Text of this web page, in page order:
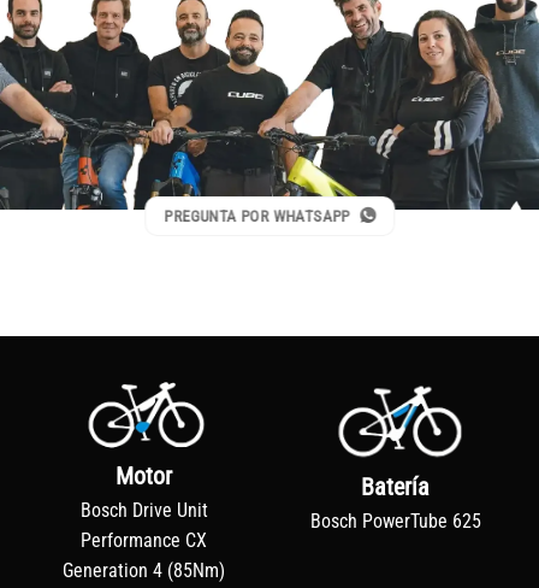
PREGUNTA POR WHATSAPP
Motor
Bosch Drive Unit
Performance CX
Generation 4 (85Nm)
Batería
Bosch PowerTube 625